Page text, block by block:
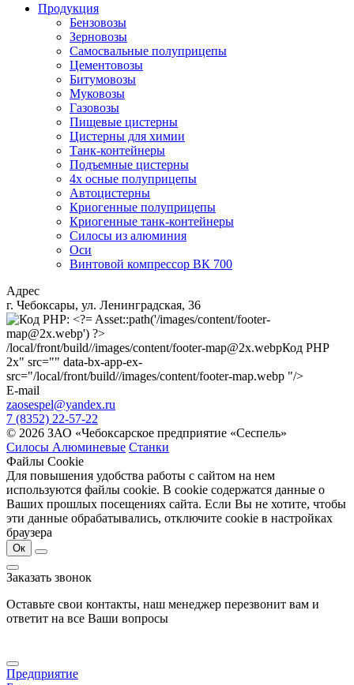
Продукция
Бензовозы
Зерновозы
Самосвальные полуприцепы
Цементовозы
Битумовозы
Муковозы
Газовозы
Пищевые цистерны
Цистерны для химии
Танк-контейнеры
Подъемные цистерны
4х осные полуприцепы
Автоцистерны
Криогенные полуприцепы
Криогенные танк-контейнеры
Силосы из алюминия
Оси
Винтовой компрессор ВК 700
Адрес
г. Чебоксары, ул. Ленинградская, 36
/local/front/build//images/content/footer-map@2x.webpКод PHP
2x" src="" data-bx-app-ex-
src="/local/front/build//images/content/footer-map.webp "/>
E-mail
zaosespel@yandex.ru
7 (8352) 22-57-22
© 2026 ЗАО «Чебоксарское предприятие «Сеспель»
Силосы Алюминевые Станки
Файлы Cookie
Для повышения удобства работы с сайтом на нем
используются файлы cookie. В cookie содержатся данные о
Ваших прошлых посещениях сайта. Если Вы не хотите, чтобы
эти данные обрабатывались, отключите cookie в настройках
браузера
Ок
Заказать звонок
Оставьте свои контакты, наш менеджер перезвонит вам и
ответит на все Ваши вопросы
Предприятие